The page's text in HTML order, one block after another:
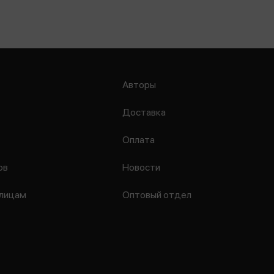
Авторы
Доставка
Оплата
Новости
Оптовый отдел